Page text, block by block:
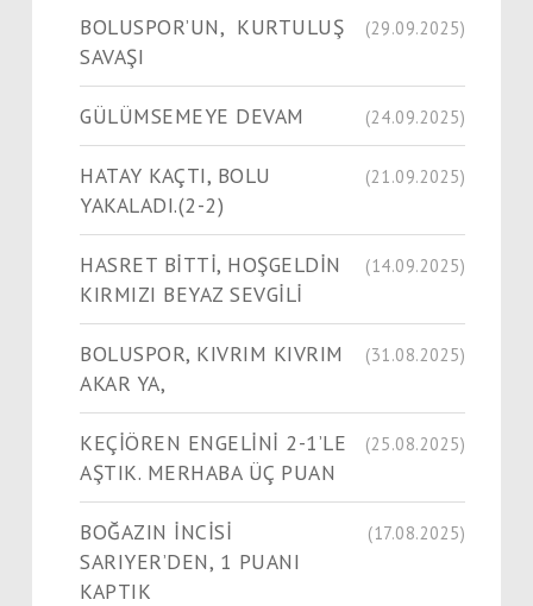
BOLUSPOR’UN, KURTULUŞ
SAVAŞI
(29.09.2025)
GÜLÜMSEMEYE DEVAM (24.09.2025)
HATAY KAÇTI, BOLU
YAKALADI.(2-2)
(21.09.2025)
HASRET BİTTİ, HOŞGELDİN
KIRMIZI BEYAZ SEVGİLİ
(14.09.2025)
BOLUSPOR, KIVRIM KIVRIM
AKAR YA,
(31.08.2025)
KEÇİÖREN ENGELİNİ 2-1’LE
AŞTIK. MERHABA ÜÇ PUAN
(25.08.2025)
BOĞAZIN İNCİSİ
SARIYER’DEN, 1 PUANI
KAPTIK
(17.08.2025)